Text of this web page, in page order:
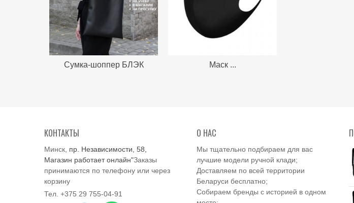
Сумка-шоппер БЛЭК
Маск ...
КОНТАКТЫ
Минск, пр. Независимости, 58,
Магазин работает онлайн"Заказы
принимаются по телефону или через
корзину
Тел. +375 29 755-04-91
О НАС
Мы тщательно подбираем для вас
лучшие модели ручной клади;
Доставляем по всей территории
Беларуси бесплатно;
Собираем бренды с историей в одном